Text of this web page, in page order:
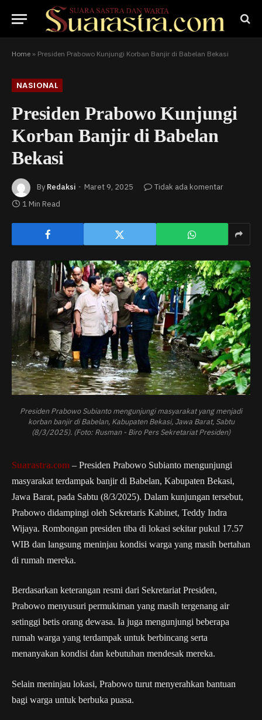
Home » Presiden Prabowo Kunjungi Korban Banjir di Babelan Bekasi
NASIONAL
Presiden Prabowo Kunjungi
Korban Banjir di Babelan
Bekasi
By Redaksi Maret 9, 2025
Tidak ada komentar
1 Min Read
Presiden Prabowo Subianto mengunjungi masyarakat yang menjadi
korban banjir di Babelan, Kabupaten Bekasi, Jawa Barat, Sabtu
(8/3/2025). (Foto: Rusman - Biro Pers Sekretariat Presiden)
Suarastra.com – Presiden Prabowo Subianto mengunjungi
masyarakat terdampak banjir di Babelan, Kabupaten Bekasi,
Jawa Barat, pada Sabtu (8/3/2025). Dalam kunjungan tersebut,
Prabowo didampingi oleh Sekretaris Kabinet, Teddy Indra
Wijaya. Rombongan presiden tiba di lokasi sekitar pukul 17.57
WIB dan langsung meninjau kondisi warga yang masih bertahan
di rumah mereka.
Berdasarkan keterangan resmi dari Sekretariat Presiden,
Prabowo menyusuri permukiman yang masih tergenang air
setinggi betis orang dewasa. Ia juga mengunjungi beberapa
rumah warga yang terdampak untuk berbincang serta
menanyakan kondisi dan kebutuhan mendesak mereka.
Selain meninjau lokasi, Prabowo turut menyerahkan bantuan
bagi warga untuk berbuka puasa.